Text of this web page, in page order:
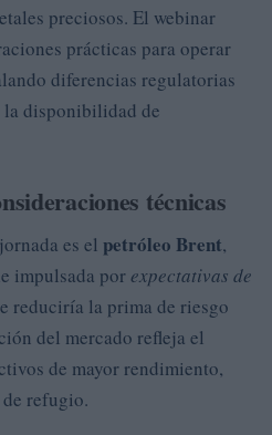
preciosos. El webinar
prácticas para operar
diferencias regulatorias
la disponibilidad de
técnicas
es el petróleo Brent,
impulsada porexpectativas de
reduciría la prima de riesgo
del mercado refleja el
de mayor rendimiento,
refugio.